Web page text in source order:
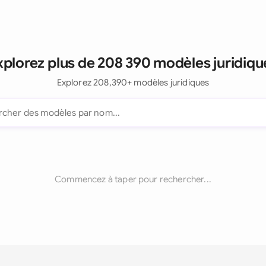
plus de 208 390 modèles
Explorez 208,390+ modèles juridiques
Commencez à taper pour rechercher...